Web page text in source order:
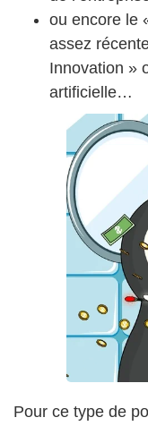
ou encore le
assez
Innovation »
artificielle…
Pour ce type de